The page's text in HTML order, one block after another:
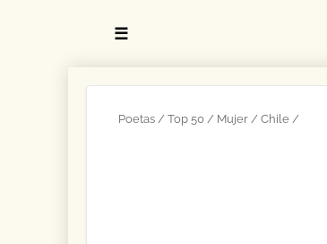
☰
Poetas Top 50 Mujer Chile